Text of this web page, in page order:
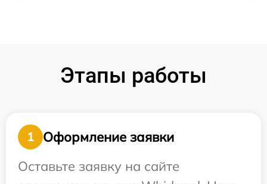
Этапы работы
1
Оформление заявки
Оставьте заявку на сайте